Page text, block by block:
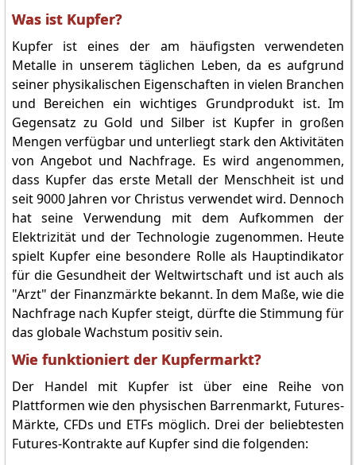
Was ist Kupfer?
Kupfer ist eines der am häufigsten verwendeten
Metalle in unserem täglichen Leben, da es aufgrund
seiner physikalischen Eigenschaften in vielen Branchen
und Bereichen ein wichtiges Grundprodukt ist. Im
Gegensatz zu Gold und Silber ist Kupfer in großen
Mengen verfügbar und unterliegt stark den Aktivitäten
von Angebot und Nachfrage. Es wird angenommen,
dass Kupfer das erste Metall der Menschheit ist und
seit 9000 Jahren vor Christus verwendet wird. Dennoch
hat seine Verwendung mit dem Aufkommen der
Elektrizität und der Technologie zugenommen. Heute
spielt Kupfer eine besondere Rolle als Hauptindikator
für die Gesundheit der Weltwirtschaft und ist auch als
"Arzt" der Finanzmärkte bekannt. In dem Maße, wie die
Nachfrage nach Kupfer steigt, dürfte die Stimmung für
das globale Wachstum positiv sein.
Wie funktioniert der Kupfermarkt?
Der Handel mit Kupfer ist über eine Reihe von
Plattformen wie den physischen Barrenmarkt, Futures-
Märkte, CFDs und ETFs möglich. Drei der beliebtesten
Futures-Kontrakte auf Kupfer sind die folgenden: